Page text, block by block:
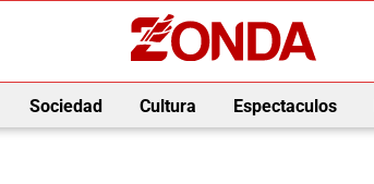
Sociedad Cultura Espectaculos